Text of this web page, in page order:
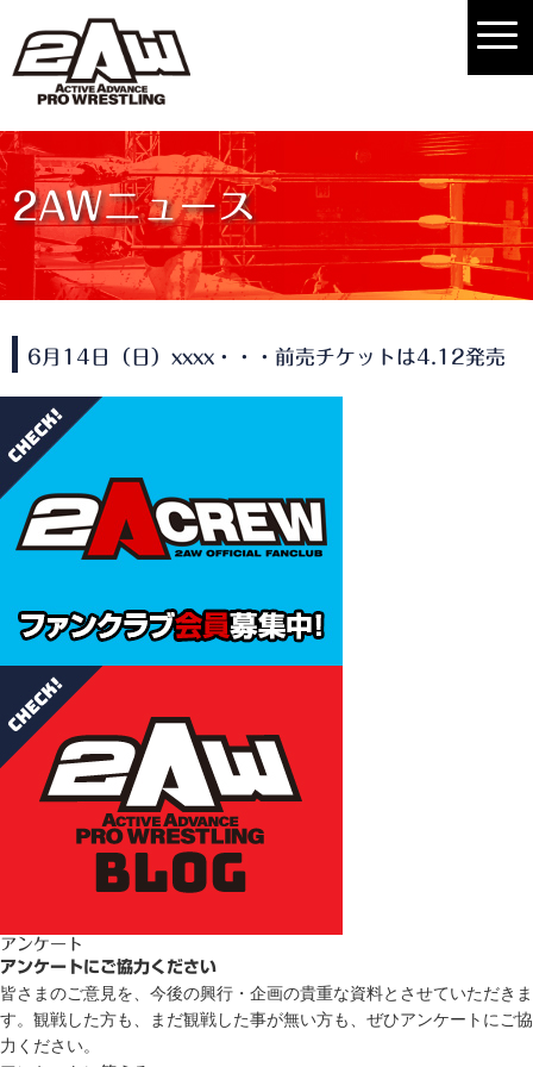
2AWニュース
6月14日（日）xxxx・・・前売チケットは4.12発売
アンケート
アンケートにご協力ください
皆さまのご意見を、今後の興行・企画の貴重な資料とさせていただきま
す。観戦した方も、まだ観戦した事が無い方も、ぜひアンケートにご協
力ください。